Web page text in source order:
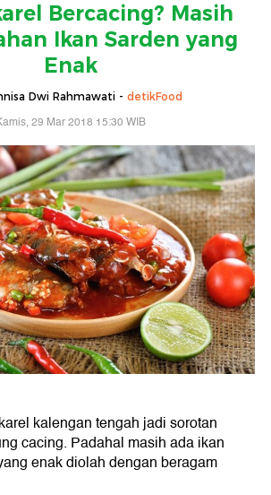
Bercacing? Masih
Ikan Sarden yang
Enak
Dwi Rahmawati - detikFood
29 Mar 2018 15:30 WIB
kalengan tengah jadi sorotan
cacing. Padahal masih ada ikan
enak diolah dengan beragam